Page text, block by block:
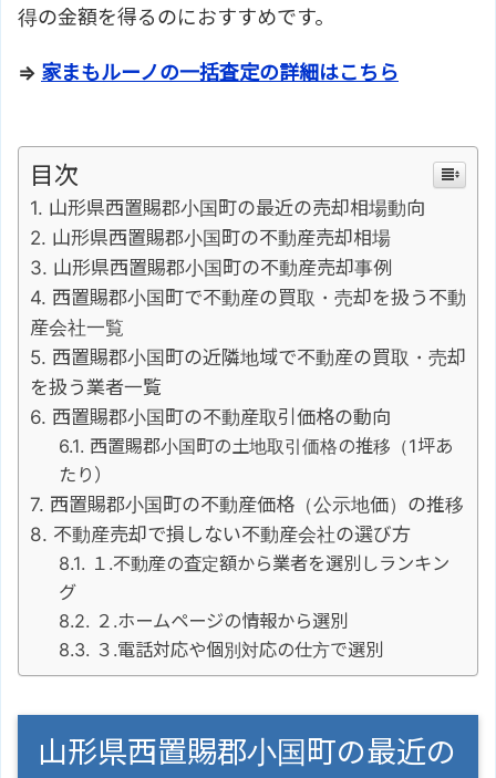
得の金額を得るのにおすすめです。
⇒ 家まもルーノの一括査定の詳細はこちら
目次
山形県西置賜郡小国町の最近の売却相場動向
山形県西置賜郡小国町の不動産売却相場
山形県西置賜郡小国町の不動産売却事例
西置賜郡小国町で不動産の買取・売却を扱う不動
産会社一覧
西置賜郡小国町の近隣地域で不動産の買取・売却
を扱う業者一覧
西置賜郡小国町の不動産取引価格の動向
西置賜郡小国町の土地取引価格の推移（1坪あ
たり）
西置賜郡小国町の不動産価格（公示地価）の推移
不動産売却で損しない不動産会社の選び方
１.不動産の査定額から業者を選別しランキン
グ
２.ホームページの情報から選別
３.電話対応や個別対応の仕方で選別
山形県西置賜郡小国町の最近の